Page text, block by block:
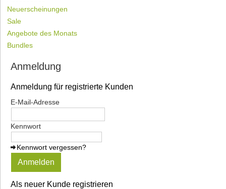
Neuerscheinungen
Sale
Angebote des Monats
Bundles
Anmeldung
Anmeldung für registrierte Kunden
E-Mail-Adresse
Kennwort
Kennwort vergessen?
Anmelden
Als neuer Kunde registrieren